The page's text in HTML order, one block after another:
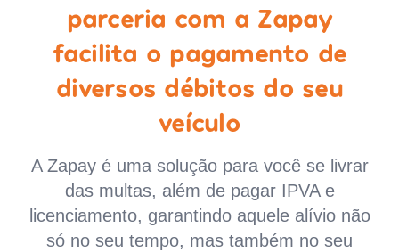
parceria com a Zapay
facilita o pagamento de
diversos débitos do seu
veículo
A Zapay é uma solução para você se livrar
das multas, além de pagar IPVA e
licenciamento, garantindo aquele alívio não
só no seu tempo, mas também no seu